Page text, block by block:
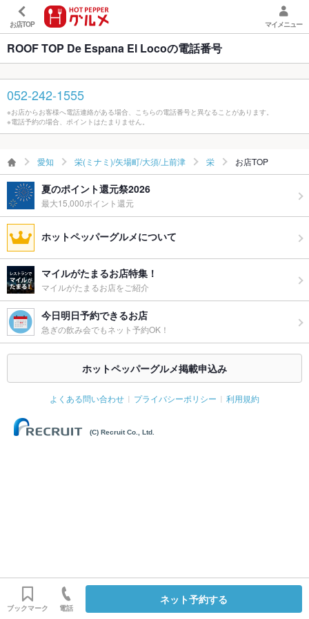
お店TOP マイメニュー
ROOF TOP De Espana El Locoの電話番号
052-242-1555
※お店からお客様へ電話連絡がある場合、こちらの電話番号と異なることがあります。
※電話予約の場合、ポイントはたまりません。
愛知 栄(ミナミ)/矢場町/大須/上前津 栄 お店TOP
夏のポイント還元祭2026
最大15,000ポイント還元
ホットペッパーグルメについて
マイルがたまるお店特集！
マイルがたまるお店をご紹介
今日明日予約できるお店
急ぎの飲み会でもネット予約OK！
ホットペッパーグルメ掲載申込み
よくある問い合わせ プライバシーポリシー 利用規約
(C) Recruit Co., Ltd.
ブックマーク 電話
ネット予約する